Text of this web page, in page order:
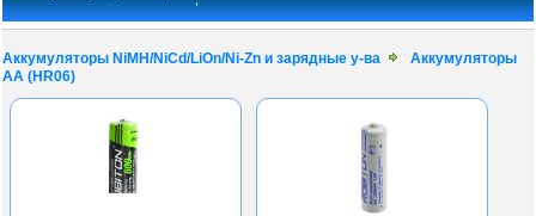
Аккумуляторы NiMH/NiCd/LiOn/Ni-Zn и зарядные у-ва
Аккумуляторы
AA (HR06)